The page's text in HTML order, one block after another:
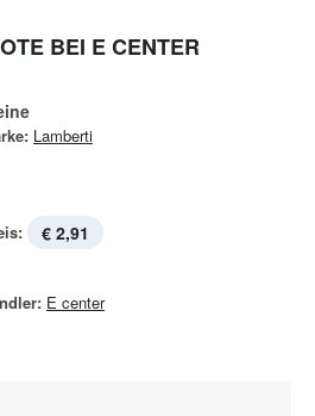
BEI E CENTER
Lamberti
€ 2,91
E center